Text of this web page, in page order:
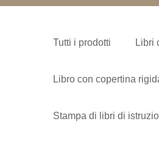
Tutti i prodotti Libri
Libro con copertina
Stampa di libri di